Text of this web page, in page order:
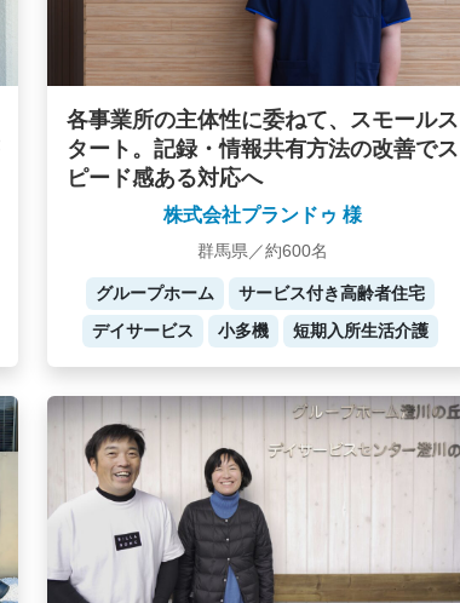
各事業所の主体性に委ねて、スモールス
タート。記録・情報共有方法の改善でス
ピード感ある対応へ
株式会社プランドゥ 様
群馬県／約600名
グループホーム
サービス付き高齢者住宅
デイサービス
小多機 短期入所生活介護